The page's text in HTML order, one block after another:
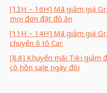
[13H – 16H] Mã giảm giá
mọi đơn đặt đồ ăn
[11H – 14H] Mã giảm giá
chuyến ô tô Car
[8.8] Khuyến mãi Tiki giảm
cô hồn sale ngày đôi